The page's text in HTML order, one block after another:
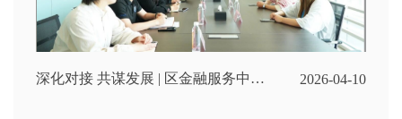
深化对接 共谋发展 | 区金融服务中心
2026-04-10